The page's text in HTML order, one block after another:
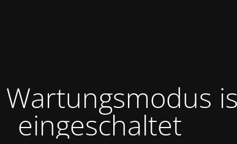
eingeschaltet